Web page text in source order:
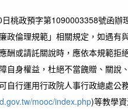
桃政預字第1090003358號函辦
政倫理規範」相關規定，如遇有
酬或請託關說時，應依本規範拒
自身權益，杜絕不當餽贈、關說
自行運用行政院人事行政總處公
mooc/index.php)等教學